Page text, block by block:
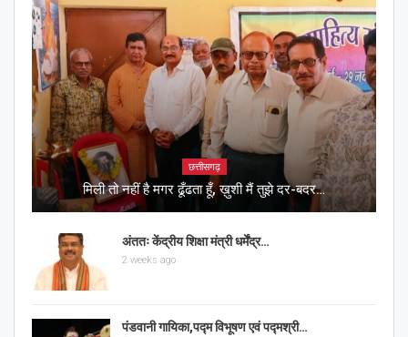
छत्तीसगढ़
मिली तो नहीं है मगर ढूँढता हूँ, ख़ुशी मैं तुझे दर-बदर…
अंततः केंद्रीय शिक्षा मंत्री धर्मेंद्र…
2 weeks ago
पंडवानी गायिका,पद्म विभूषण एवं पद्मश्री…